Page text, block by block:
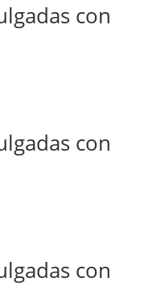
con
con
con